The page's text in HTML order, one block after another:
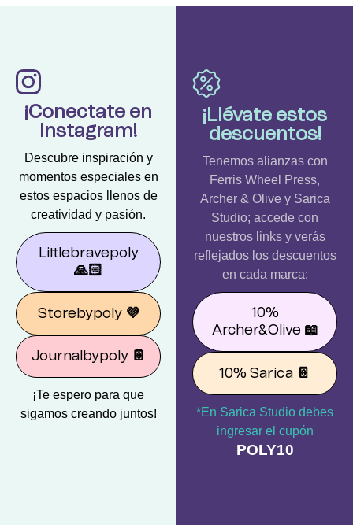
¡Conectate en
Instagram!
Descubre inspiración y
momentos especiales en
estos espacios llenos de
creatividad y pasión.
Littlebravepoly
🙏🏻
Storebypoly 💜
Journalbypoly 📔
¡Te espero para que
sigamos creando juntos!
¡Llévate estos
descuentos!
Tenemos alianzas con
Ferris Wheel Press,
Archer & Olive y Sarica
Studio; accede con
nuestros links y verás
reflejados los descuentos
en cada marca:
10%
Archer&Olive 📖
10% Sarica 📔
*En Sarica Studio debes
ingresar el cupón
POLY10